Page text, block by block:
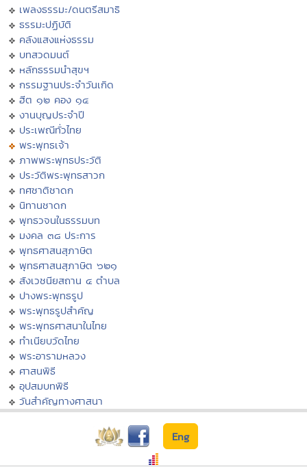
เพลงธรรมะ/ดนตรีสมาธิ
ธรรมะปฏิบัติ
คลังแสงแห่งธรรม
บทสวดมนต์
หลักธรรมนำสุขฯ
กรรมฐานประจำวันเกิด
ฮีต ๑๒ คอง ๑๔
งานบุญประจำปี
ประเพณีทั่วไทย
พระพุทธเจ้า
ภาพพระพุทธประวัติ
ประวัติพระพุทธสาวก
ทศชาติชาดก
นิทานชาดก
พุทธวจนในธรรมบท
มงคล ๓๘ ประการ
พุทธศาสนสุภาษิต
พุทธศาสนสุภาษิต ๖๒๑
สังเวชนียสถาน ๔ ตำบล
ปางพระพุทธรูป
พระพุทธรูปสำคัญ
พระพุทธศาสนาในไทย
ทำเนียบวัดไทย
พระอารามหลวง
ศาสนพิธี
อุปสมบทพิธี
วันสำคัญทางศาสนา
Eng